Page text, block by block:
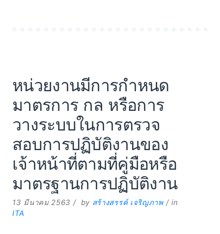
หน่วยงานมีการกำหนด
มาตรการ กล หรือการ
วางระบบในการตรวจ
สอบการปฏิบัติงานของ
เจ้าหน้าที่ตามที่คู่มือหรือ
มาตรฐานการปฏิบัติงาน
13 มีนาคม 2563 by สร้างสรรค์ เจริญภาพ
in
ITA